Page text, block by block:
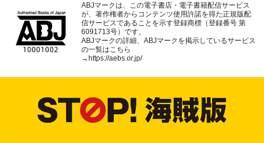
ABJマークは、この電子書店・電子書籍配信サービス
が、著作権者からコンテンツ使用許諾を得た正規版配
信サービスであることを示す登録商標（登録番号 第
6091713号）です。
ABJマークの詳細、ABJマークを掲示しているサービス
の一覧はこちら
→https://aebs.or.jp/